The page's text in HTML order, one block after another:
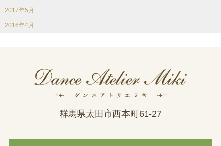
2017年5月
2016年4月
群馬県太田市西本町61-27